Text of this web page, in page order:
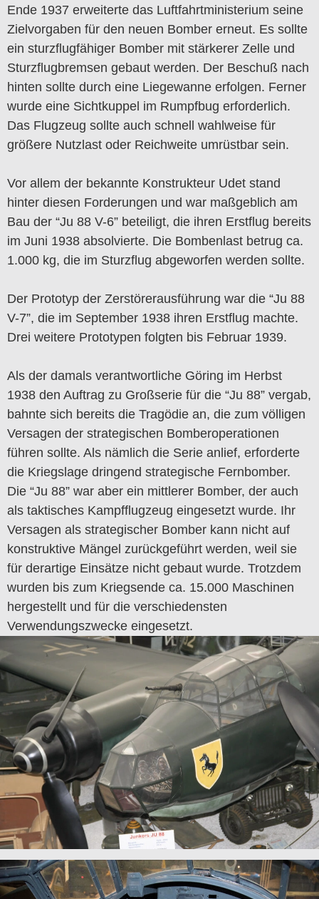
Ende 1937 erweiterte das Luftfahrtministerium seine
Zielvorgaben für den neuen Bomber erneut. Es sollte
ein sturzflugfähiger Bomber mit stärkerer Zelle und
Sturzflugbremsen gebaut werden. Der Beschuß nach
hinten sollte durch eine Liegewanne erfolgen. Ferner
wurde eine Sichtkuppel im Rumpfbug erforderlich.
Das Flugzeug sollte auch schnell wahlweise für
größere Nutzlast oder Reichweite umrüstbar sein.
Vor allem der bekannte Konstrukteur Udet stand
hinter diesen Forderungen und war maßgeblich am
Bau der “Ju 88 V-6” beteiligt, die ihren Erstflug bereits
im Juni 1938 absolvierte. Die Bombenlast betrug ca.
1.000 kg, die im Sturzflug abgeworfen werden sollte.
Der Prototyp der Zerstörerausführung war die “Ju 88
V-7”, die im September 1938 ihren Erstflug machte.
Drei weitere Prototypen folgten bis Februar 1939.
Als der damals verantwortliche Göring im Herbst
1938 den Auftrag zu Großserie für die “Ju 88” vergab,
bahnte sich bereits die Tragödie an, die zum völligen
Versagen der strategischen Bomberoperationen
führen sollte. Als nämlich die Serie anlief, erforderte
die Kriegslage dringend strategische Fernbomber.
Die “Ju 88” war aber ein mittlerer Bomber, der auch
als taktisches Kampfflugzeug eingesetzt wurde. Ihr
Versagen als strategischer Bomber kann nicht auf
konstruktive Mängel zurückgeführt werden, weil sie
für derartige Einsätze nicht gebaut wurde. Trotzdem
wurden bis zum Kriegsende ca. 15.000 Maschinen
hergestellt und für die verschiedensten
Verwendungszwecke eingesetzt.